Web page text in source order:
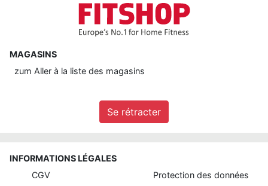
MAGASINS
zum Aller à la liste des magasins
Se rétracter
INFORMATIONS LÉGALES
CGV
Protection des données